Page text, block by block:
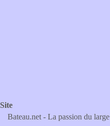
Site
Bateau.net - La passion du